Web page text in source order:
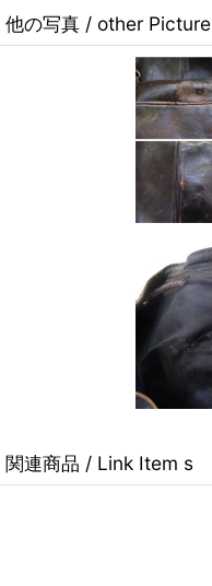
他の写真 / other Picture
関連商品 / Link Item s